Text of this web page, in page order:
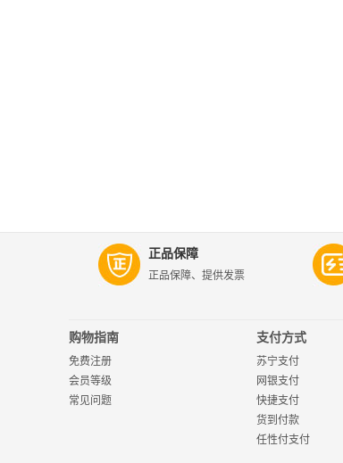
正品保障
正品保障、提供发票
购物指南
免费注册
会员等级
常见问题
支付方式
苏宁支付
网银支付
快捷支付
货到付款
任性付支付